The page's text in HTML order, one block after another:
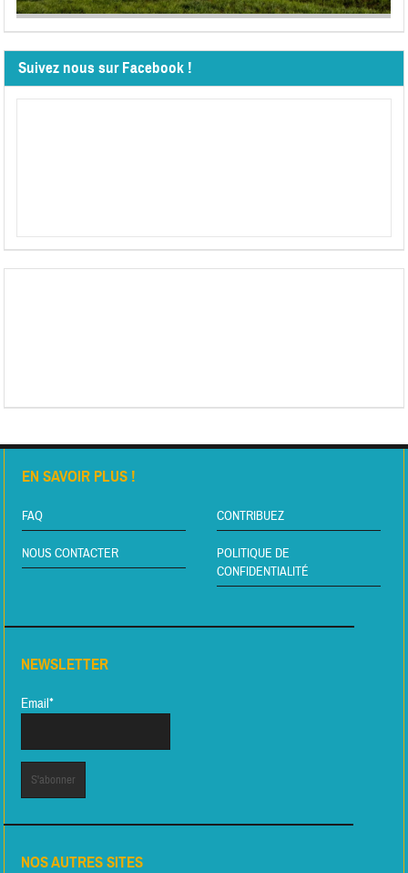
Suivez nous sur Facebook !
EN SAVOIR PLUS !
FAQ CONTRIBUEZ
NOUS CONTACTER
POLITIQUE DE
CONFIDENTIALITÉ
NEWSLETTER
Email*
NOS AUTRES SITES